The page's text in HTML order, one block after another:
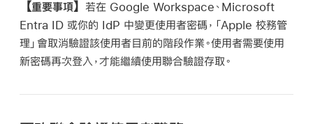
【重要事項】 若在 Google Workspace、Microsoft
Entra ID 或你的 IdP 中變更使用者密碼，「Apple 校務管
理」會取消驗證該使用者目前的階段作業。使用者需要使用
新密碼再次登入，才能繼續使用聯合驗證存取。